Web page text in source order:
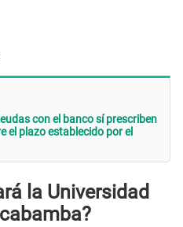
con el banco sí prescriben
el plazo establecido por el
la Universidad